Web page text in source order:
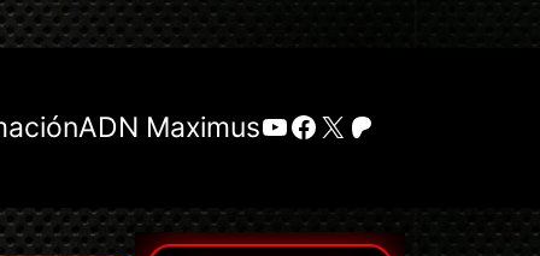
ADN MaximusYouTube
Facebook
X Patreon